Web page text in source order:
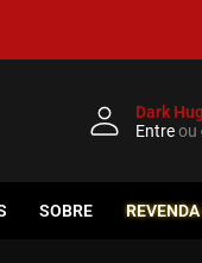
Dark
Entreou
SOBRE